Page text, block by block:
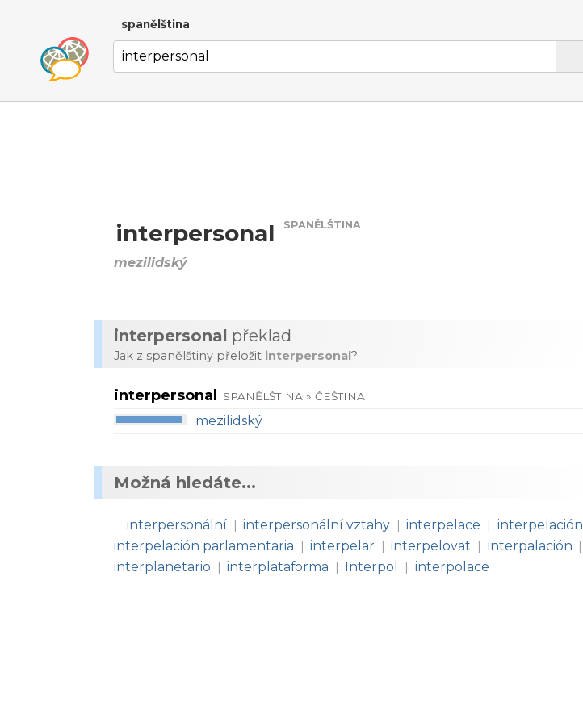
spanělština
interpersonal SPANĚLŠTINA
mezilidský
interpersonal překlad
Jak z spanělštiny přeložit interpersonal?
interpersonal SPANĚLŠTINA » ČEŠTINA
mezilidský
Možná hledáte...
interpersonální | interpersonální vztahy | interpelace | interpelación
interpelación parlamentaria | interpelar | interpelovat | interpalación |
interplanetario | interplataforma | Interpol | interpolace